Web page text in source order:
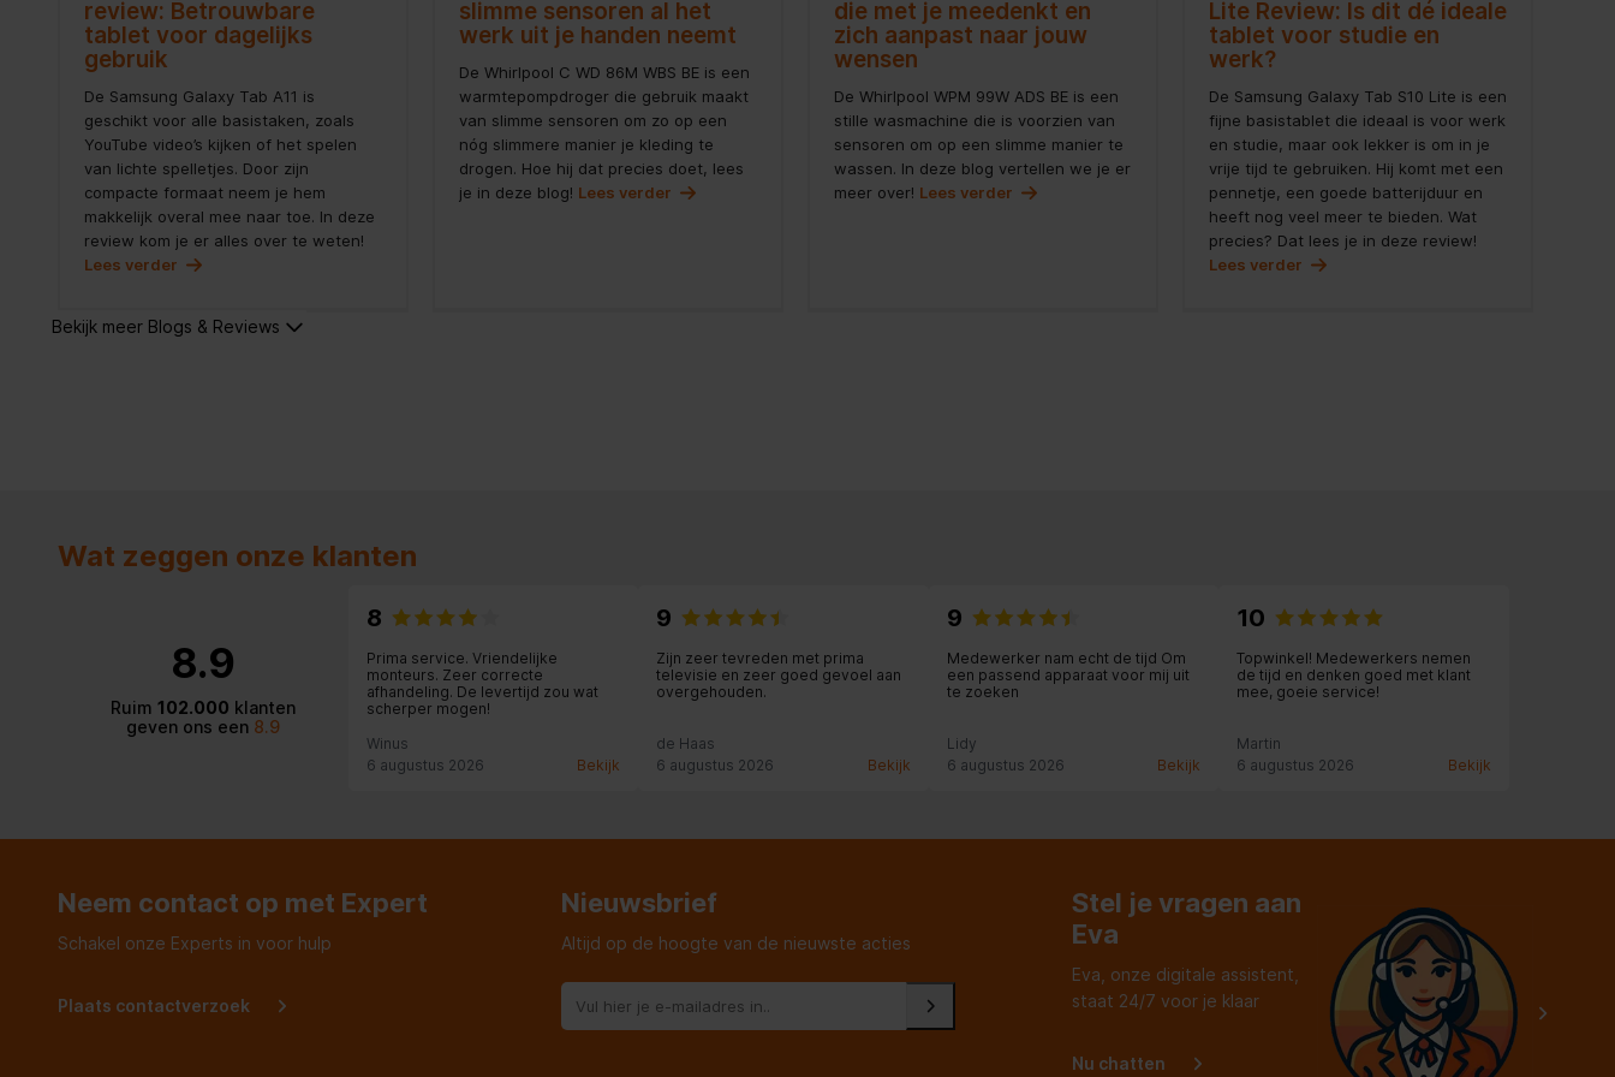
review: Betrouwbare
tablet voor dagelijks
gebruik
De Samsung Galaxy Tab A11 is
geschikt voor alle basistaken, zoals
YouTube video’s kijken of het spelen
van lichte spelletjes. Door zijn
compacte formaat neem je hem
makkelijk overal mee naar toe. In deze
review kom je er alles over te weten!
Lees verder
slimme sensoren al het
werk uit je handen neemt
De Whirlpool C WD 86M WBS BE is een
warmtepompdroger die gebruik maakt
van slimme sensoren om zo op een
nóg slimmere manier je kleding te
drogen. Hoe hij dat precies doet, lees
je in deze blog! Lees verder
die met je meedenkt en
zich aanpast naar jouw
wensen
De Whirlpool WPM 99W ADS BE is een
stille wasmachine die is voorzien van
sensoren om op een slimme manier te
wassen. In deze blog vertellen we je er
meer over! Lees verder
Lite Review: Is dit dé ideale
tablet voor studie en
werk?
De Samsung Galaxy Tab S10 Lite is een
fijne basistablet die ideaal is voor werk
en studie, maar ook lekker is om in je
vrije tijd te gebruiken. Hij komt met een
pennetje, een goede batterijduur en
heeft nog veel meer te bieden. Wat
precies? Dat lees je in deze review!
Lees verder
Bekijk meer Blogs & Reviews
Wat zeggen onze klanten
8.9
Ruim 102.000 klanten
geven ons een8.9
8
Prima service. Vriendelijke
monteurs. Zeer correcte
afhandeling. De levertijd zou wat
scherper mogen!
Winus
6 augustus 2026
Bekijk
9
Zijn zeer tevreden met prima
televisie en zeer goed gevoel aan
overgehouden.
de Haas
6 augustus 2026
Bekijk
9
Medewerker nam echt de tijd Om
een passend apparaat voor mij uit
te zoeken
Lidy
6 augustus 2026
Bekijk
10
Topwinkel! Medewerkers nemen
de tijd en denken goed met klant
mee, goeie service!
Martin
6 augustus 2026
Bekijk
Neem contact op met Expert
Schakel onze Experts in voor hulp
Plaats contactverzoek
Nieuwsbrief
Altijd op de hoogte van de nieuwste acties
Stel je vragen aan
Eva
Eva, onze digitale assistent,
staat 24/7 voor je klaar
Nu chatten